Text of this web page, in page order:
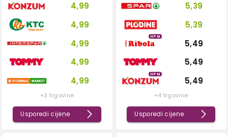
4,99
4,99
4,99
4,99
4,99
+3 trgovine
Usporedi cijene
5,39
5,39
HPM
5,49
5,49
HPM
5,49
+4 trgovine
Usporedi cijene